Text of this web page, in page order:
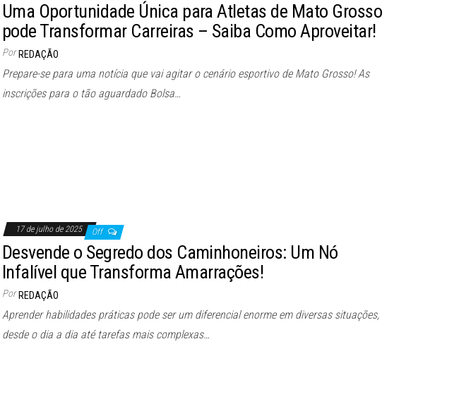
Uma Oportunidade Única para Atletas de Mato Grosso
pode Transformar Carreiras – Saiba Como Aproveitar!
Por REDAÇÃO
Prepare-se para uma notícia que vai agitar o cenário esportivo de Mato Grosso! As
inscrições para o tão aguardado Bolsa…
17 de julho de 2025 Off
Desvende o Segredo dos Caminhoneiros: Um Nó
Infalível que Transforma Amarrações!
Por REDAÇÃO
Aprender habilidades práticas pode ser um diferencial enorme em diversas situações,
desde o dia a dia até tarefas mais complexas…